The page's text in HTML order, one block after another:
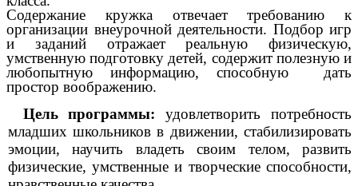
Содержание кружка отвечает требованию к
организации внеурочной деятельности. Подбор игр
и заданий отражает реальную физическую,
умственную подготовку детей, содержит полезную и
любопытную информацию, способную дать
простор воображению.
Цель программы:удовлетворить потребность
младших школьников в движении, стабилизировать
эмоции, научить владеть своим телом, развить
физические, умственные и творческие способности,